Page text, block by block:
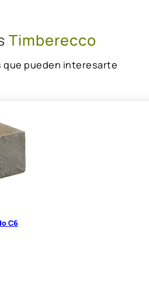
Timberecco
que pueden interesarte
C6